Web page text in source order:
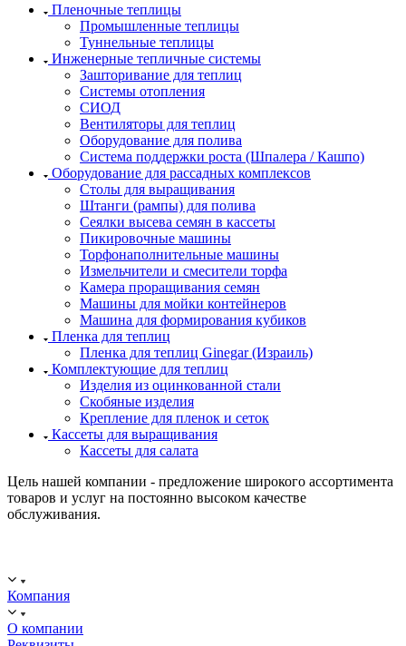
Пленочные теплицы
Промышленные теплицы
Туннельные теплицы
Инженерные тепличные системы
Зашторивание для теплиц
Системы отопления
СИОД
Вентиляторы для теплиц
Оборудование для полива
Система поддержки роста (Шпалера / Кашпо)
Оборудование для рассадных комплексов
Столы для выращивания
Штанги (рампы) для полива
Сеялки высева семян в кассеты
Пикировочные машины
Торфонаполнительные машины
Измельчители и смесители торфа
Камера проращивания семян
Машины для мойки контейнеров
Машина для формирования кубиков
Пленка для теплиц
Пленка для теплиц Ginegar (Израиль)
Комплектующие для теплиц
Изделия из оцинкованной стали
Скобяные изделия
Крепление для пленок и сеток
Кассеты для выращивания
Кассеты для салата
Цель нашей компании - предложение широкого ассортимента
товаров и услуг на постоянно высоком качестве
обслуживания.
Компания
О компании